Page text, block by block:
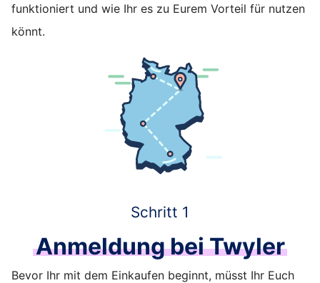
funktioniert und wie Ihr es zu Eurem Vorteil für nutzen
könnt.
Schritt 1
Anmeldung bei Twyler
Bevor Ihr mit dem Einkaufen beginnt, müsst Ihr Euch